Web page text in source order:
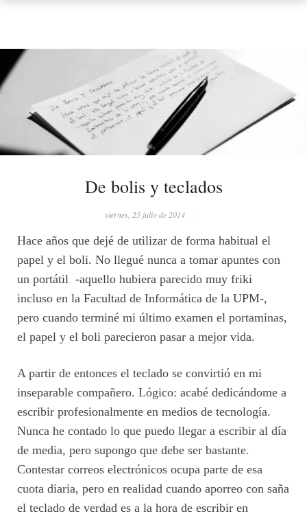
De bolis y teclados
viernes, 25 julio de 2014 ·
Hace años que dejé de utilizar de forma habitual el
papel y el boli. No llegué nunca a tomar apuntes con
un portátil -aquello hubiera parecido muy friki
incluso en la Facultad de Informática de la UPM-,
pero cuando terminé mi último examen el portaminas,
el papel y el boli parecieron pasar a mejor vida.
A partir de entonces el teclado se convirtió en mi
inseparable compañero. Lógico: acabé dedicándome a
escribir profesionalmente en medios de tecnología.
Nunca he contado lo que puedo llegar a escribir al día
de media, pero supongo que debe ser bastante.
Contestar correos electrónicos ocupa parte de esa
cuota diaria, pero en realidad cuando aporreo con saña
el teclado de verdad es a la hora de escribir en